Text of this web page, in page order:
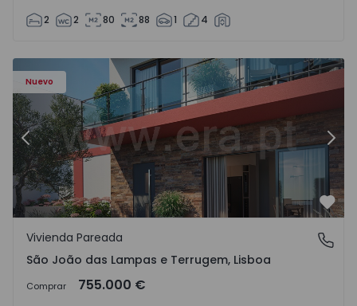
2 2 80 88 1 4
Nuevo
Anterior
São João das Lampas e Terrugem, Lisboa
Vivienda Pareada
São João das Lampas e Terrugem, Lisboa
Comprar 755.000 €